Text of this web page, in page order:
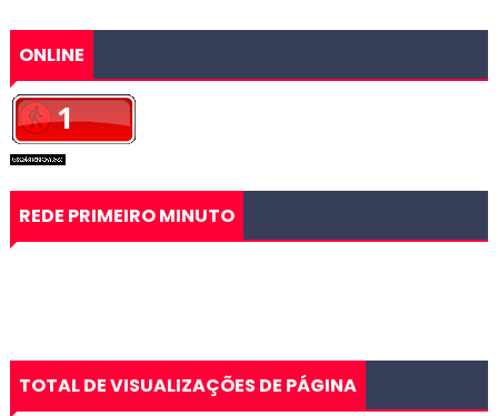
ONLINE
REDE PRIMEIRO MINUTO
TOTAL DE VISUALIZAÇÕES DE PÁGINA